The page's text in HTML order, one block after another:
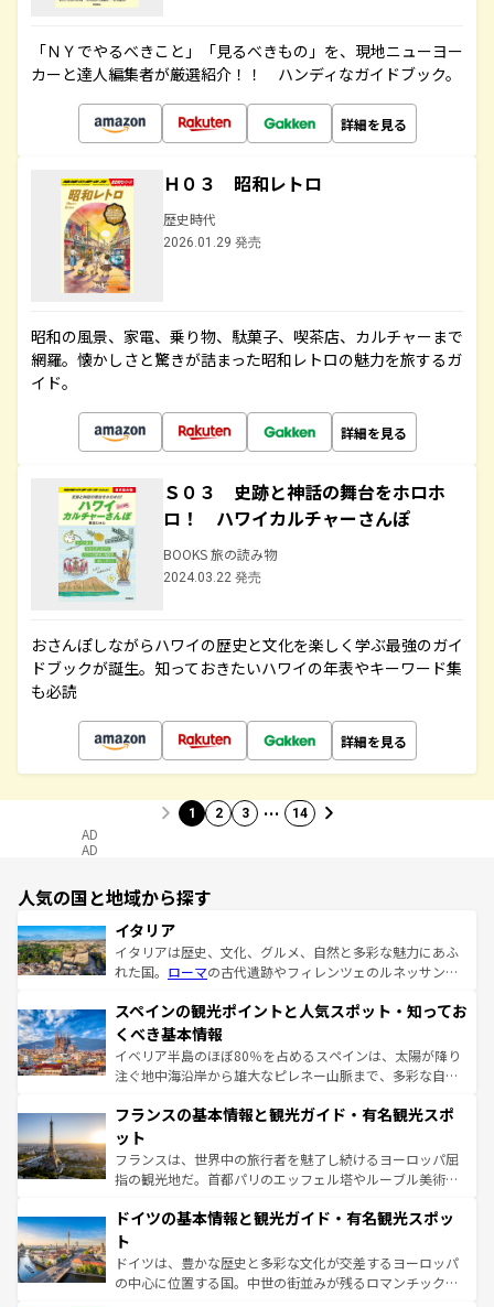
「ＮＹでやるべきこと」「見るべきもの」を、現地ニューヨー
カーと達人編集者が厳選紹介！！ ハンディなガイドブック。
詳細を見る
Ｈ０３ 昭和レトロ
歴史時代
2026.01.29 発売
昭和の風景、家電、乗り物、駄菓子、喫茶店、カルチャーまで
網羅。懐かしさと驚きが詰まった昭和レトロの魅力を旅するガ
イド。
詳細を見る
Ｓ０３ 史跡と神話の舞台をホロホ
ロ！ ハワイカルチャーさんぽ
BOOKS 旅の読み物
2024.03.22 発売
おさんぽしながらハワイの歴史と文化を楽しく学ぶ最強のガイ
ドブックが誕生。知っておきたいハワイの年表やキーワード集
も必読
詳細を見る
1 2 3 … 14
AD
AD
人気の国と地域から探す
イタリア
イタリアは歴史、文化、グルメ、自然と多彩な魅力にあふ
れた国。 ローマの古代遺跡やフィレンツェのルネッサンス
ろん、トスカーナの美しい田園風景やアマルフィ海岸の絶
景など、自然景観も見逃せない。観光の合間には、本場の
ピザやパスタなど、絶品のイタリア料理を堪能することも
できる。朝目覚めてから夜眠るまで、すべての瞬間を楽し
なお、新着のイタリア情報はコンテンツ一覧を参照してほ
しい。
スペインの観光ポイントと人気スポット・知ってお
くべき基本情報
イベリア半島のほぼ80％を占めるスペインは、太陽が降り
注ぐ地中海沿岸から雄大なピレネー山脈まで、多彩な自然
文化が根付くこの国では、情熱的なフラメンコ、熱気あふ
れる闘牛、そして美味しいタパスが生活の一部となってい
る。首都マドリードの洗練された雰囲気や、バルセロナの
アートに溢れた街角から、地方では古代ローマ遺跡や中世
せる。地方によって風土や気候が異なるスペインはその個
ンテンツ一覧 を参照してほしい。
フランスの基本情報と観光ガイド・有名観光スポ
ット
フランスは、世界中の旅行者を魅了し続けるヨーロッパ屈
指の観光地だ。首都パリのエッフェル塔やルーブル美術館
で、幅広い魅力が詰まっている。華麗な宮殿、歴史的な大
聖堂、美しいビーチ、そして豊かな自然が、訪れる者を心
から魅了する。また、フランスは美食の国としても知ら
れ、フランス料理はユネスコ無形文化遺産にも登録されて
ドイツの基本情報と観光ガイド・有名観光スポッ
ト
ドイツは、豊かな歴史と多彩な文化が交差するヨーロッパ
の中心に位置する国。中世の街並みが残るロマンチック街